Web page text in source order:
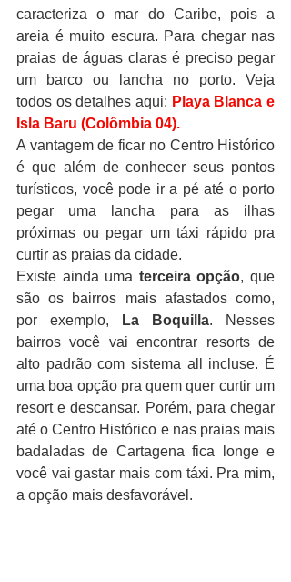
caracteriza o mar do Caribe, pois a
areia é muito escura. Para chegar nas
praias de águas claras é preciso pegar
um barco ou lancha no porto. Veja
todos os detalhes aqui: Playa Blanca e
Isla Baru (Colômbia 04).
A vantagem de ficar no Centro Histórico
é que além de conhecer seus pontos
turísticos, você pode ir a pé até o porto
pegar uma lancha para as ilhas
próximas ou pegar um táxi rápido pra
curtir as praias da cidade.
Existe ainda uma terceira opção, que
são os bairros mais afastados como,
por exemplo, La Boquilla. Nesses
bairros você vai encontrar resorts de
alto padrão com sistema all incluse. É
uma boa opção pra quem quer curtir um
resort e descansar. Porém, para chegar
até o Centro Histórico e nas praias mais
badaladas de Cartagena fica longe e
você vai gastar mais com táxi. Pra mim,
a opção mais desfavorável.